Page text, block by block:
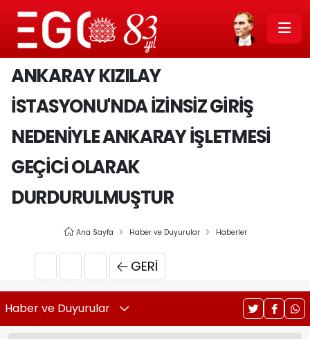
ANKARAY KIZILAY
İSTASYONU'NDA İZİNSİZ GİRİŞ
NEDENİYLE ANKARAY İŞLETMESİ
GEÇİCİ OLARAK
DURDURULMUŞTUR
Ana Sayfa Haber ve Duyurular Haberler
GERI
Haber ve Duyurular